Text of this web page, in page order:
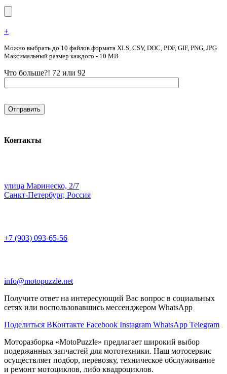
+
Можно выбрать до 10 файлов формата XLS, CSV, DOC, PDF, GIF, PNG, JPG
Максимальный размер каждого - 10 MB
Что больше?! 72 или 92
Контакты
улица Маринеско, 2/7
Санкт-Петербург, Россия
+7 (903) 093-65-56
info@motopuzzle.net
Получите ответ на интересующий Вас вопрос в социальных
сетях или воспользовавшись мессенджером WhatsApp
Поделиться ВКонтакте Facebook Instagram WhatsApp Telegram
Моторазборка «MotoPuzzle» предлагает широкий выбор
подержанных запчастей для мототехники. Наш мотосервис
осуществляет подбор, перевозку, техническое обслуживание
и ремонт мотоциклов, либо квадроциклов.